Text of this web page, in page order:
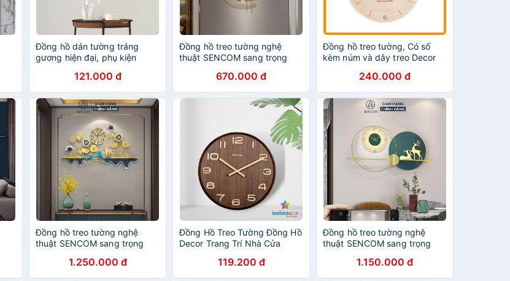
Đồng hồ dán tường tráng
gương hiện đại, phụ kiện
121.000 đ
Đồng hồ treo tường nghệ
thuật SENCOM sang trọng
670.000 đ
Đồng hồ treo tường, Có số
kèm núm và dây treo Decor
240.000 đ
Đồng hồ treo tường nghệ
thuật SENCOM sang trọng
1.250.000 đ
Đồng Hồ Treo Tường Đồng Hồ
Decor Trang Trí Nhà Cửa
119.200 đ
Đồng hồ treo tường nghệ
thuật SENCOM sang trọng
1.150.000 đ